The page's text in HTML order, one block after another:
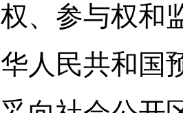
权、参与权和
华人民共和国